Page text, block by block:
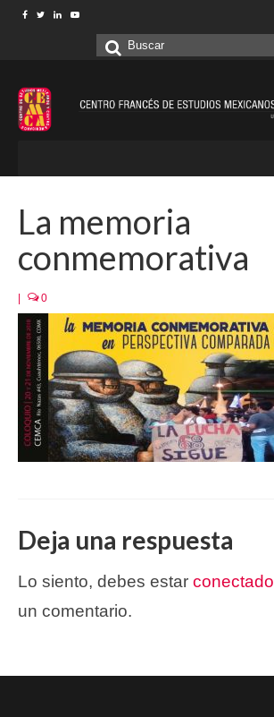
Buscar
La memoria
conmemorativa
0
Deja una respuesta
Lo siento, debes estar conectado
un comentario.